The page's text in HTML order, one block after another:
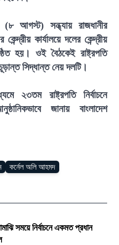
আগস্ট) সন্ধ্যায় রাজধানীর
কার্যালয়ে দলের কেন্দ্রীয়
হয়। ওই বৈঠকেই রাষ্ট্রপতি
সিদ্ধান্ত নেয় দলটি।
২৩তম রাষ্ট্রপতি নির্বাচনে
জানায় বাংলাদেশ
কর্নেল অলি আহমদ
সময়ে নির্বাচনে একমত প্রধান